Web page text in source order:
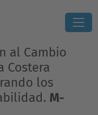
al Cambio
Costera
los
M-